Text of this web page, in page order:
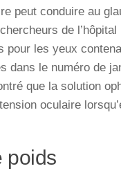
peut conduire au
de
les yeux
dans le numéro de
que la solution
oculaire
poids